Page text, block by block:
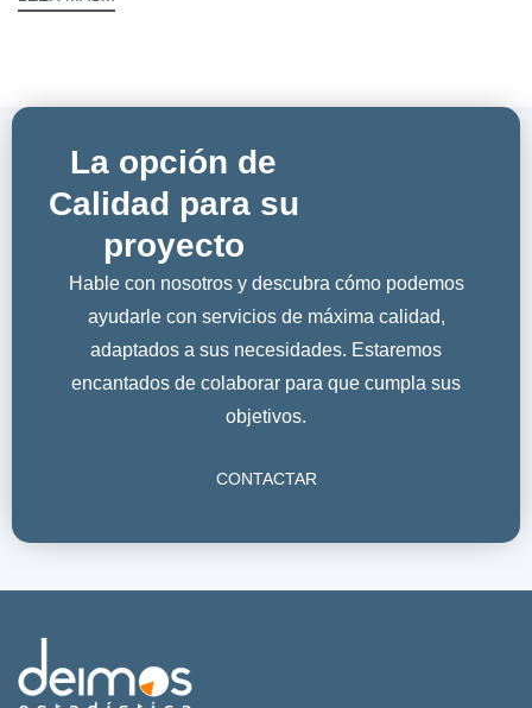
La opción de
Calidad para su
proyecto
Hable con nosotros y descubra cómo podemos
ayudarle con servicios de máxima calidad,
adaptados a sus necesidades. Estaremos
encantados de colaborar para que cumpla sus
objetivos.
CONTACTAR